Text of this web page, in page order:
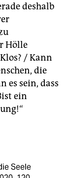
deshalb
Hölle
/ Kann
die
es sein, dass
ein
Seele